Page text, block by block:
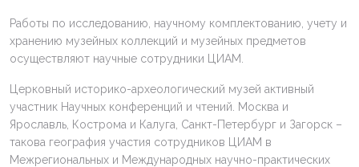
Работы по исследованию, научному комплектованию, учету и
хранению музейных коллекций и музейных предметов
осуществляют научные сотрудники ЦИАМ.
Церковный историко-археологический музей активный
участник Научных конференций и чтений. Москва и
Ярославль, Кострома и Калуга, Санкт-Петербург и Загорск –
такова география участия сотрудников ЦИАМ в
Межрегиональных и Международных научно-практических